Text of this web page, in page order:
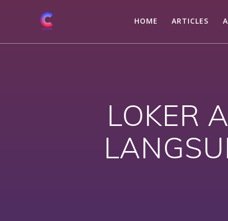
HOME ARTICLES
LOKER